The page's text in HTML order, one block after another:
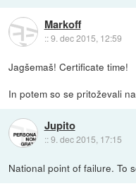
Markoff
::9. dec 2015, 12:59
Jagšemaš! Certificate time!
In potem so se pritoževali
Jupito
::9. dec 2015, 17:15
National point of failure. To